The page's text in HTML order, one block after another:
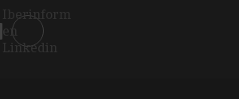
Iberinform
en
Linkedin